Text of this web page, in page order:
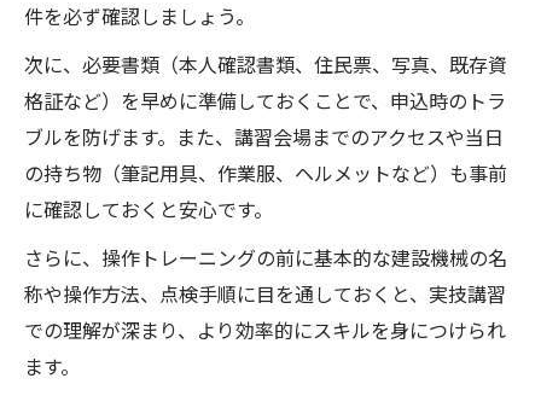
件を必ず確認しましょう。
次に、必要書類（本人確認書類、住民票、写真、既存資
格証など）を早めに準備しておくことで、申込時のトラ
ブルを防げます。また、講習会場までのアクセスや当日
の持ち物（筆記用具、作業服、ヘルメットなど）も事前
に確認しておくと安心です。
さらに、操作トレーニングの前に基本的な建設機械の名
称や操作方法、点検手順に目を通しておくと、実技講習
での理解が深まり、より効率的にスキルを身につけられ
ます。